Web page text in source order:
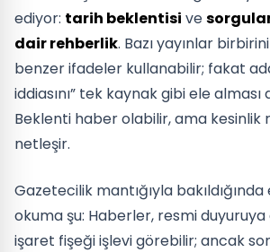
ediyor: tarih beklentisi ve
dair rehberlik. Bazı yayınlar
benzer ifadeler kullanabilir; fakat
iddiasını” tek kaynak gibi ele alması
Beklenti haber olabilir, ama kesinlik
netleşir.
Gazetecilik mantığıyla bakıldığında
okuma şu: Haberler, resmi
işaret fişeği işlevi görebilir; ancak